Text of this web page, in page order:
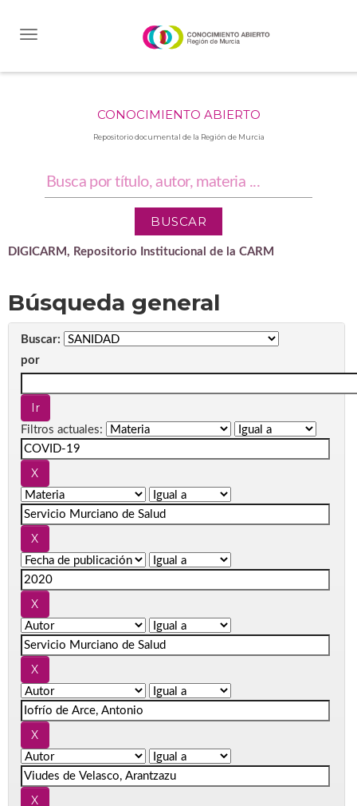
CONOCIMIENTO ABIERTO
Repositorio documental de la Región de Murcia
DIGICARM, Repositorio Institucional de la CARM
Búsqueda general
Buscar:
por
Filtros actuales: